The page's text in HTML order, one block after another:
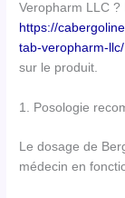
Veropharm LLC ?
https://
tab-veropharm-llc/
sur le produit.
1. Posologie
Le dosage de
médecin en